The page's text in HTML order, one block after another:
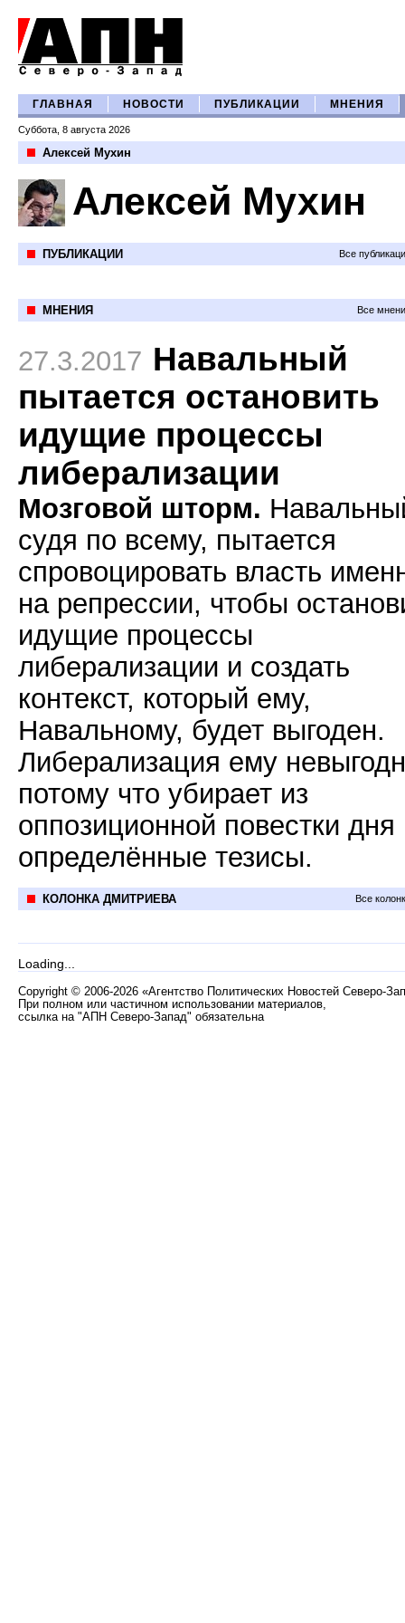
ГЛАВНАЯ НОВОСТИ ПУБЛИКАЦИИ МНЕНИЯ
Суббота, 8 августа 2026
Алексей Мухин
Алексей Мухин
ПУБЛИКАЦИИ Все
МНЕНИЯ Все
27.3.2017 Навальный
пытается остановить
идущие процессы
либерализации
Мозговой шторм.
судя по всему, пытается
спровоцировать власть
на репрессии, чтобы
идущие процессы
либерализации и создать
контекст, который ему,
Навальному, будет выгоден.
Либерализация ему
потому что убирает из
оппозиционной повестки дня
определённые тезисы.
КОЛОНКА ДМИТРИЕВА Все
Loading...
Copyright © 2006-2026 «Агентство Политических Новостей Северо-
При полном или частичном использовании материалов,
ссылка на "АПН Северо-Запад" обязательна